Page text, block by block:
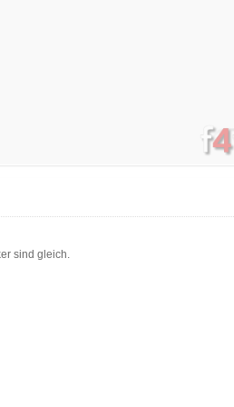
sind gleich.